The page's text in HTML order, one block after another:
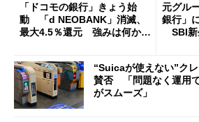
「ドコモの銀行」きょう始
動 「d NEOBANK」消滅、
最大4.5％還元 強みは何か解
元グル
銀行」
SBI新
開催
“Suicaが使えない”ク
賛否 「問題なく運用
がスムーズ」